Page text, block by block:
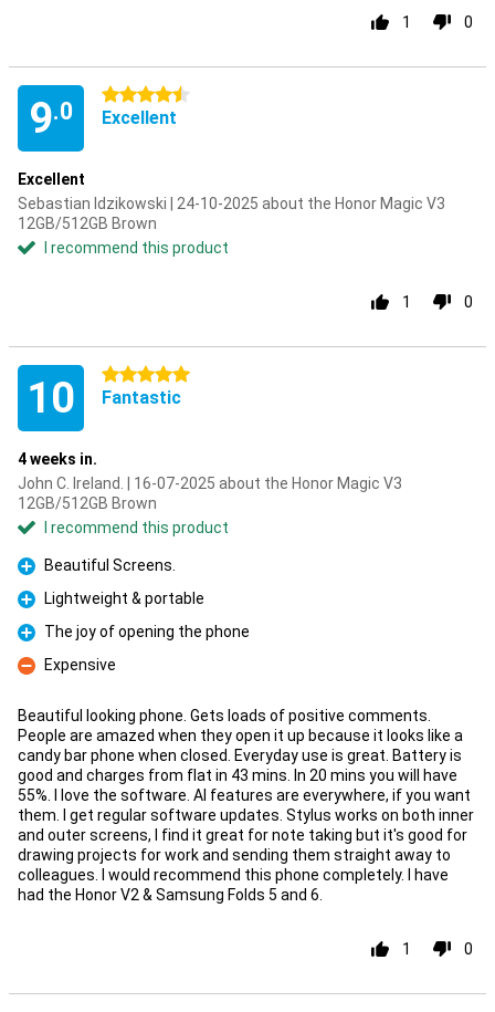
1 0
9.0
4.5 stars
Excellent
Excellent
Sebastian Idzikowski | 24-10-2025 about the Honor Magic V3
12GB/512GB Brown
I recommend this product
1 0
10 5 stars
Fantastic
4 weeks in.
John C. Ireland. | 16-07-2025 about the Honor Magic V3
12GB/512GB Brown
I recommend this product
Pro
Beautiful Screens.
Pro
Lightweight & portable
Pro
The joy of opening the phone
Con
Expensive
Beautiful looking phone. Gets loads of positive comments.
People are amazed when they open it up because it looks like a
candy bar phone when closed. Everyday use is great. Battery is
good and charges from flat in 43 mins. In 20 mins you will have
55%. I love the software. AI features are everywhere, if you want
them. I get regular software updates. Stylus works on both inner
and outer screens, I find it great for note taking but it's good for
drawing projects for work and sending them straight away to
colleagues. I would recommend this phone completely. I have
had the Honor V2 & Samsung Folds 5 and 6.
1 0